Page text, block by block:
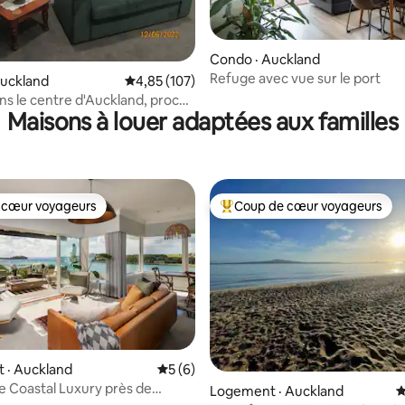
5, 120 commentaires
Note moyenne de 4,85 sur 5, 107
4,85 (107)
le centre d'Auckland, proche
Condo · Auckland
Refuge avec vue sur le port
Maisons à louer adaptées aux familles
sur 5, 5 commentaires
cœur voyageurs
voyageurs
· Auckland Note moyenne de 5 sur 5, 6
5 (6)
Coastal Luxury près de
Coup de cœur voyageurs
Coup de cœur voyageurs
Logement · Auckland